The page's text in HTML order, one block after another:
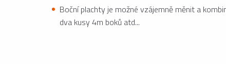
Boční plachty je možné vzájemně měnit a
dva kusy 4m boků atd...